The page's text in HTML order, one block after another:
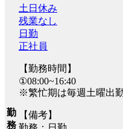
勤
務
土日休み
残業なし
日勤
正社員
【勤務時間】
①08:00~16:40
※繁忙期は毎週土曜出
【備考】